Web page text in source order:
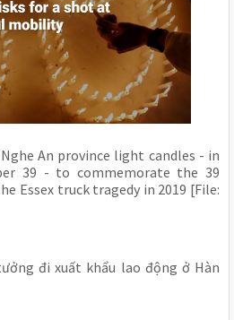
An province light candles - in
39 - to commemorate the 39
Essex truck tragedy in 2019 [File:
đi xuất khẩu lao động ở Hàn